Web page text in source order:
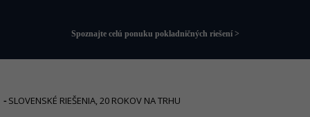
Spoznajte celú ponuku pokladničných riešení >
- SLOVENSKÉ RIEŠENIA, 20 ROKOV NA TRHU